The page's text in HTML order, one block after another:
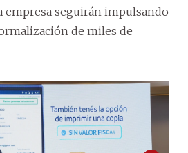
empresa seguirán impulsando
de miles de